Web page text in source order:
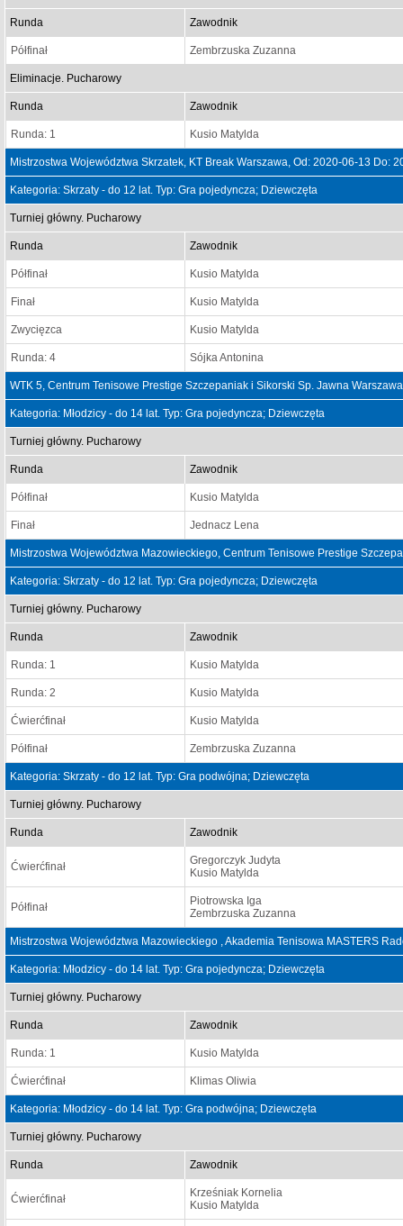
Runda Zawodnik
Półfinał Zembrzuska Zuzanna
Eliminacje. Pucharowy
Runda Zawodnik
Runda: 1 Kusio Matylda
Mistrzostwa Województwa Skrzatek, KT Break Warszawa, Od: 2020-06-13 Do:
Kategoria: Skrzaty - do 12 lat. Typ: Gra pojedyncza; Dziewczęta
Turniej główny. Pucharowy
Runda Zawodnik
Półfinał Kusio Matylda
Finał Kusio Matylda
Zwycięzca Kusio Matylda
Runda: 4 Sójka Antonina
WTK 5, Centrum Tenisowe Prestige Szczepaniak i Sikorski Sp. Jawna
Kategoria: Młodzicy - do 14 lat. Typ: Gra pojedyncza; Dziewczęta
Turniej główny. Pucharowy
Runda Zawodnik
Półfinał Kusio Matylda
Finał Jednacz Lena
Mistrzostwa Województwa Mazowieckiego, Centrum Tenisowe Prestige
Kategoria: Skrzaty - do 12 lat. Typ: Gra pojedyncza; Dziewczęta
Turniej główny. Pucharowy
Runda Zawodnik
Runda: 1 Kusio Matylda
Runda: 2 Kusio Matylda
Ćwierćfinał Kusio Matylda
Półfinał Zembrzuska Zuzanna
Kategoria: Skrzaty - do 12 lat. Typ: Gra podwójna; Dziewczęta
Turniej główny. Pucharowy
Runda Zawodnik
Ćwierćfinał
Gregorczyk Judyta
Kusio Matylda
Półfinał
Piotrowska Iga
Zembrzuska Zuzanna
Mistrzostwa Województwa Mazowieckiego , Akademia Tenisowa MASTERS
Kategoria: Młodzicy - do 14 lat. Typ: Gra pojedyncza; Dziewczęta
Turniej główny. Pucharowy
Runda Zawodnik
Runda: 1 Kusio Matylda
Ćwierćfinał Klimas Oliwia
Kategoria: Młodzicy - do 14 lat. Typ: Gra podwójna; Dziewczęta
Turniej główny. Pucharowy
Runda Zawodnik
Ćwierćfinał
Krześniak Kornelia
Kusio Matylda